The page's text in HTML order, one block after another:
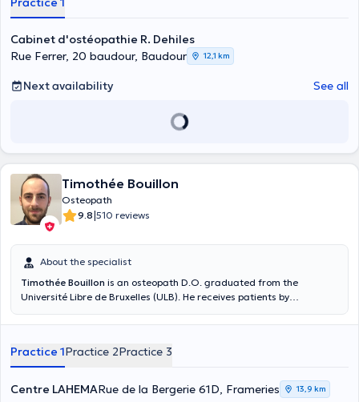
Cabinet d'ostéopathie R. Dehiles
Rue Ferrer, 20 baudour, Baudour
12,1 km
Next availability See all
Timothée Bouillon
Osteopath
9.8|510 reviews
About the specialist
Timothée Bouillon is an osteopath D.O. graduated from the
Université Libre de Bruxelles (ULB). He receives patients by
infants, adults and pregnant women, he practices in Quévy-le-
reached easily by phone (0497/11.03.10) and also by e-mail. Time
slots are available for emergency care!
Practice 1Practice 2Practice 3
Centre LAHEMARue de la Bergerie 61D, Frameries 13,9 km